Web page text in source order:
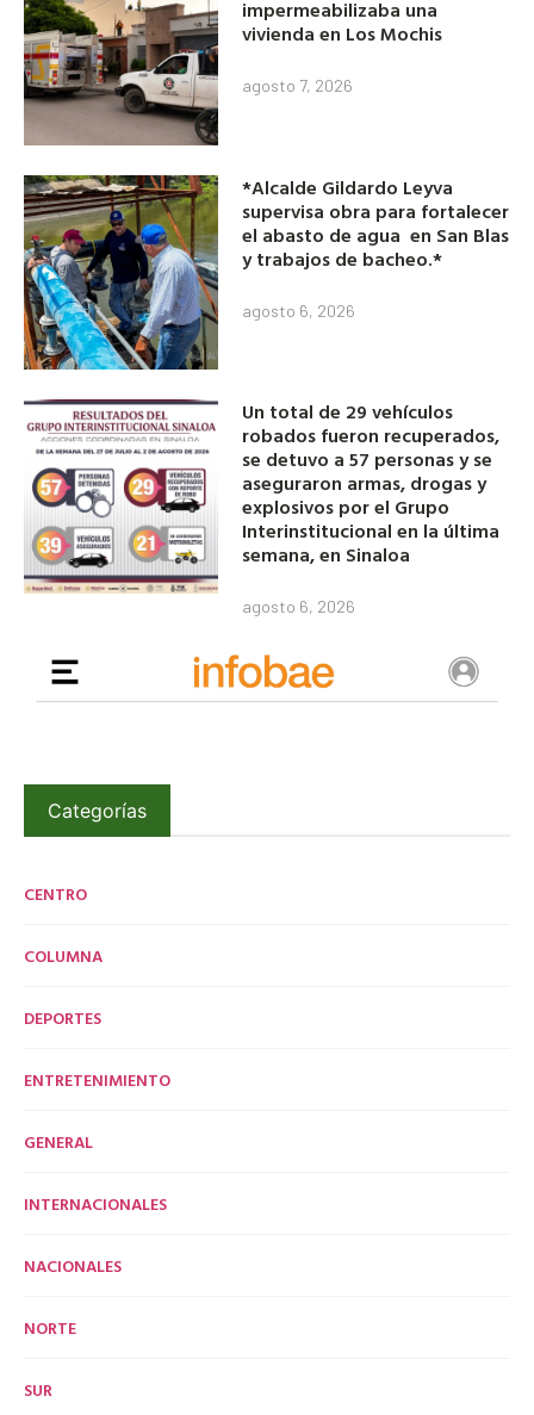
impermeabilizaba una
vivienda en Los Mochis
agosto 7, 2026
*Alcalde Gildardo Leyva
supervisa obra para fortalecer
el abasto de agua en San Blas
y trabajos de bacheo.*
agosto 6, 2026
Un total de 29 vehículos
robados fueron recuperados,
se detuvo a 57 personas y se
aseguraron armas, drogas y
explosivos por el Grupo
Interinstitucional en la última
semana, en Sinaloa
agosto 6, 2026
Categorías
CENTRO
COLUMNA
DEPORTES
ENTRETENIMIENTO
GENERAL
INTERNACIONALES
NACIONALES
NORTE
SUR